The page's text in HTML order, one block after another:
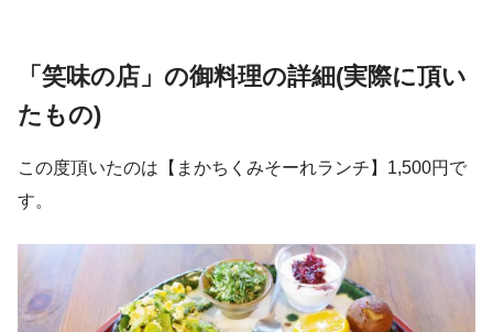
「笑味の店」の御料理の詳細(実際に頂い
たもの)
この度頂いたのは【まかちくみそーれランチ】1,500円で
す。